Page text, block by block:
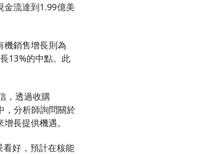
金流達到1.99億美
機銷售增長則為
13%的中點。此
，透過收購
，分析師詢問關於
長提供機遇。
好，預計在核能